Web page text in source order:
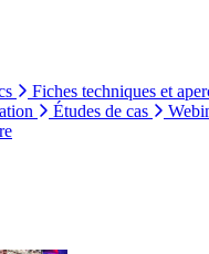
Fiches techniques et
Études de cas